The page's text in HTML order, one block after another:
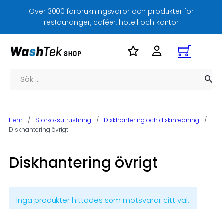
Över 3000 förbrukningsvaror och produkter för
restauranger, caféer, hotell och kontor
Sök
Hem / Storköksutrustning / Diskhantering och diskinredning
/
Diskhantering övrigt
Diskhantering övrigt
Inga produkter hittades som motsvarar ditt val.